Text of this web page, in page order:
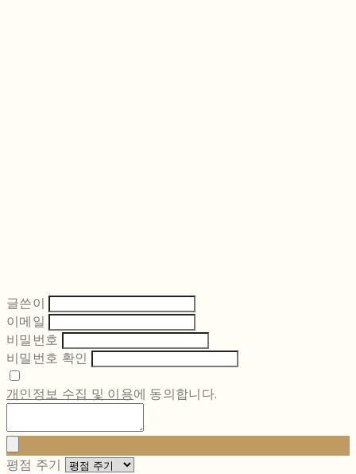
글쓴이
이메일
비밀번호
비밀번호 확인
개인정보 수집 및 이용에 동의합니다.
평점 주기